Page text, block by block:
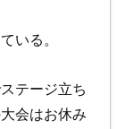
いる。
テージ立ち
会はお休み